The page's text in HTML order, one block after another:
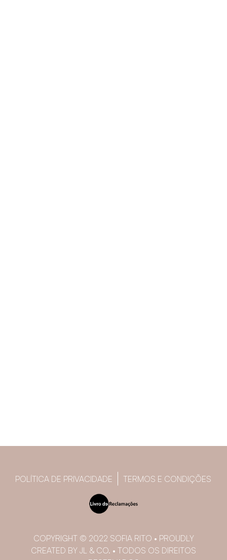
POLÍTICA DE PRIVACIDADE TERMOS E CONDIÇÕES
COPYRIGHT © 2022 SOFIA RITO • PROUDLY
CREATED BY JL & CO. • TODOS OS DIREITOS